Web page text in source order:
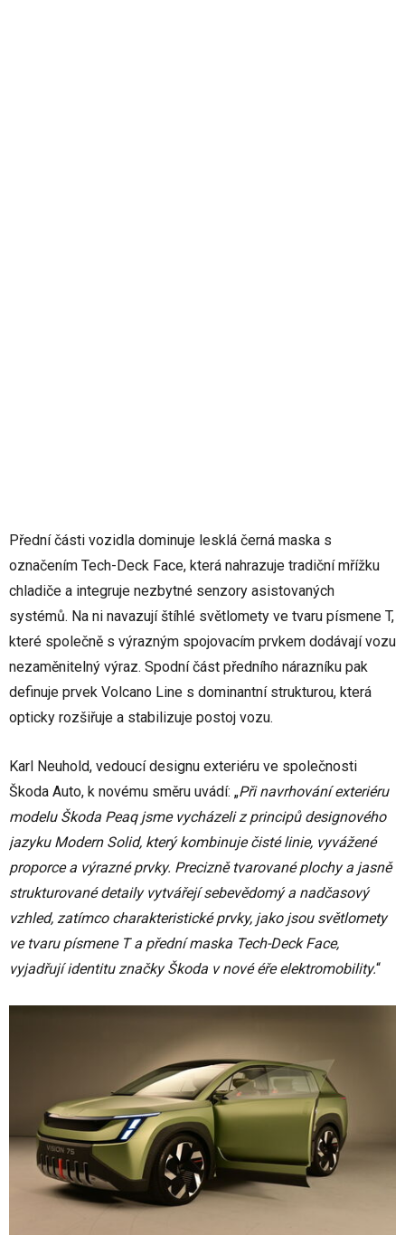
Přední části vozidla dominuje lesklá černá maska s
označením Tech-Deck Face, která nahrazuje tradiční mřížku
chladiče a integruje nezbytné senzory asistovaných
systémů. Na ni navazují štíhlé světlomety ve tvaru písmene T,
které společně s výrazným spojovacím prvkem dodávají vozu
nezaměnitelný výraz. Spodní část předního nárazníku pak
definuje prvek Volcano Line s dominantní strukturou, která
opticky rozšiřuje a stabilizuje postoj vozu.
Karl Neuhold, vedoucí designu exteriéru ve společnosti
Škoda Auto, k novému směru uvádí: „Při navrhování exteriéru
modelu Škoda Peaq jsme vycházeli z principů designového
jazyku Modern Solid, který kombinuje čisté linie, vyvážené
proporce a výrazné prvky. Precizně tvarované plochy a jasně
strukturované detaily vytvářejí sebevědomý a nadčasový
vzhled, zatímco charakteristické prvky, jako jsou světlomety
ve tvaru písmene T a přední maska Tech-Deck Face,
vyjadřují identitu značky Škoda v nové éře elektromobility.“